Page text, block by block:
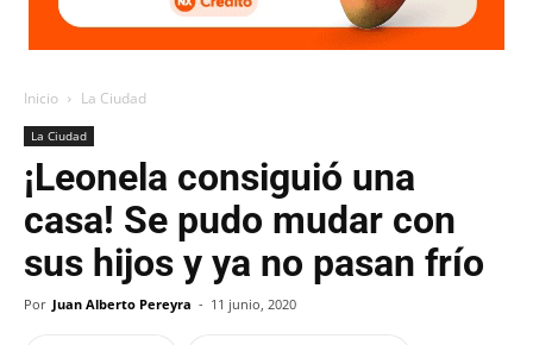
Inicio La Ciudad
La Ciudad
¡Leonela consiguió una
casa! Se pudo mudar con
sus hijos y ya no pasan frío
Por Juan Alberto Pereyra - 11 junio, 2020